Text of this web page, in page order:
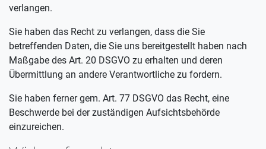
verlangen.
Sie haben das Recht zu verlangen, dass die Sie
betreffenden Daten, die Sie uns bereitgestellt haben nach
Maßgabe des Art. 20 DSGVO zu erhalten und deren
Übermittlung an andere Verantwortliche zu fordern.
Sie haben ferner gem. Art. 77 DSGVO das Recht, eine
Beschwerde bei der zuständigen Aufsichtsbehörde
einzureichen.